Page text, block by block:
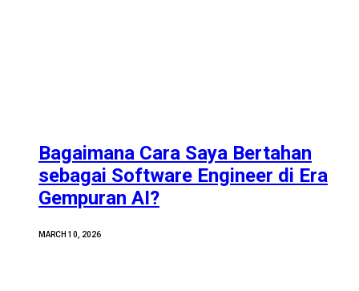
Bagaimana Cara Saya Bertahan
sebagai Software Engineer di Era
Gempuran AI?
MARCH 10, 2026